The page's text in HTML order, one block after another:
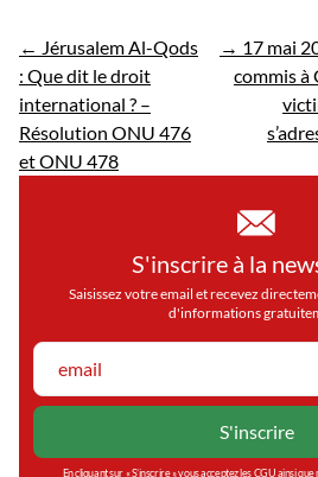
← Jérusalem Al-Qods
: Que dit le droit
international ? –
Résolution ONU 476
et ONU 478
→ 17 mai
commis à
S'inscrire à la
Saisissez votre email et recevez
d'informations
En cliquant sur « S’inscrire », vous acceptez les CGU ainsi